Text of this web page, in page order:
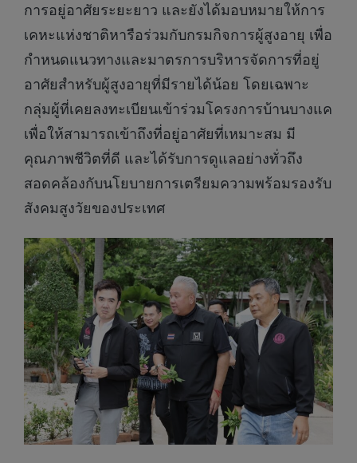
การอยู่อาศัยระยะยาว และยังได้มอบหมายให้การ
เคหะแห่งชาติหารือร่วมกับกรมกิจการผู้สูงอายุ เพื่อ
กำหนดแนวทางและมาตรการบริหารจัดการที่อยู่
อาศัยสำหรับผู้สูงอายุที่มีรายได้น้อย โดยเฉพาะ
กลุ่มผู้ที่เคยลงทะเบียนเข้าร่วมโครงการบ้านบางแค
เพื่อให้สามารถเข้าถึงที่อยู่อาศัยที่เหมาะสม มี
คุณภาพชีวิตที่ดี และได้รับการดูแลอย่างทั่วถึง
สอดคล้องกับนโยบายการเตรียมความพร้อมรองรับ
สังคมสูงวัยของประเทศ